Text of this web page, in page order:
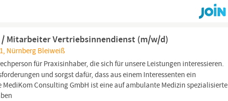
/ Mitarbeiter Vertriebsinnendienst (m/w/d)
Nürnberg Bleiweiß
für Praxisinhaber, die sich für unsere Leistungen interessieren.
und sorgst dafür, dass aus einem Interessenten ein
Consulting GmbH ist eine auf ambulante Medizin spezialisierte